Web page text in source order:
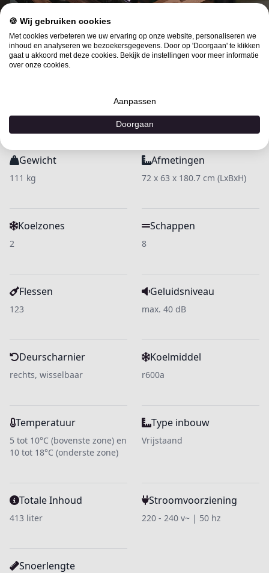
Specificaties
keuze te maken
Gewicht
111 kg
Afmetingen
72 x 63 x 180.7 cm (LxBxH)
Koelzones
2
Schappen
8
Flessen
123
Geluidsniveau
max. 40 dB
Deurscharnier
rechts, wisselbaar
Koelmiddel
r600a
Temperatuur
5 tot 10°C (bovenste zone) en
10 tot 18°C (onderste zone)
Type inbouw
Vrijstaand
Totale Inhoud
413 liter
Stroomvoorziening
220 - 240 v~ | 50 hz
Snoerlengte
🍪 Wij gebruiken cookies
Met cookies verbeteren we uw ervaring op onze website, personaliseren we
inhoud en analyseren we bezoekersgegevens. Door op 'Doorgaan' te klikken
gaat u akkoord met deze cookies. Bekijk de instellingen voor meer informatie
over onze cookies.
Aanpassen
Doorgaan